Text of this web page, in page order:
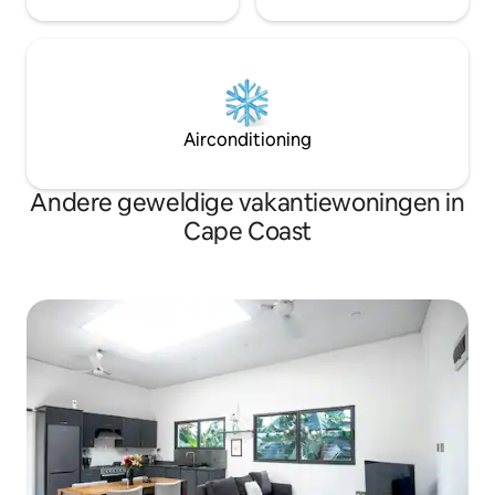
Airconditioning
Andere geweldige vakantiewoningen in
Cape Coast